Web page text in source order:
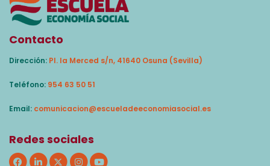
Contacto
Dirección: Pl. la Merced s/n, 41640 Osuna (Sevilla)
Teléfono: 954 63 50 51
Email: comunicacion@escueladeeconomiasocial.es
Redes sociales